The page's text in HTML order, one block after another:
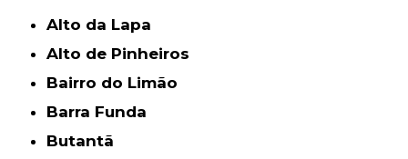
Alto da Lapa
Alto de Pinheiros
Bairro do Limão
Barra Funda
Butantã